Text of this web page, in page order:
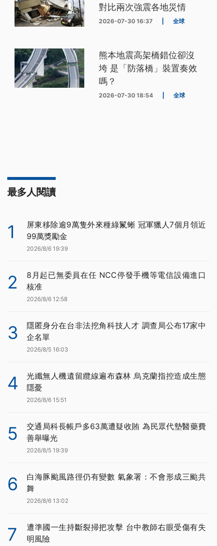
對比兩次強震各地災情
2026-07-30 16:37 全球
熊本地震高架橋錯位卻沒
垮 是「防落橋」裝置奏效
嗎？
2026-07-30 18:54 全球
最多人閱讀
1
屏東移除逾9萬隻外來種綠鬣蜥 冠軍獵人7個月領近
99萬獎勵金
2026/8/6 19:39
2
8月起已無委員在任 NCC停發手機等電信設備進口
核准
2026/8/6 12:58
3
隱匿身分在台非法挖角科技人才 調查局公布17家中
企名單
2026/8/5 16:03
4
光纖無人機遺留纜線遍布森林 烏克蘭指控造成生態
隱憂
2026/8/6 15:51
5
交通局科長帳戶多63萬遭疑收賄 為民眾代墊醫藥費
善舉曝光
2026/8/5 19:39
6
白海豚颱風路徑仍有變數 氣象署：不會形成三颱共
舞
2026/8/6 13:02
7
遭準國一生持斷裂掃把攻擊 台中教師右眼受傷有失
明風險